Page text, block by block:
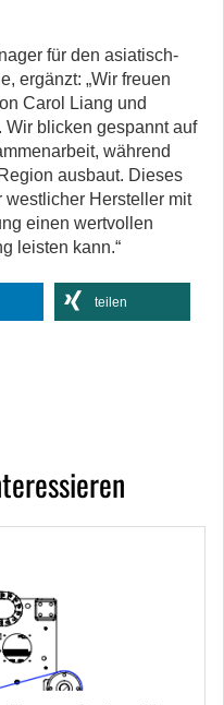
für den asiatisch-
ergänzt: „Wir freuen
Carol Liang und
blicken gespannt auf
während
ausbaut. Dieses
westlicher Hersteller mit
einen wertvollen
leisten kann.“
teilen